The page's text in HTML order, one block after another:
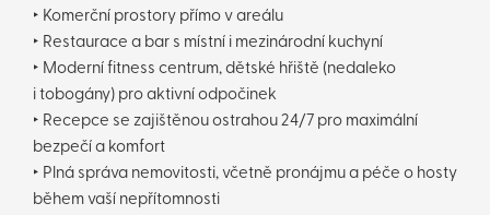
‣ Komerční prostory přímo v areálu
‣ Restaurace a bar s místní i mezinárodní kuchyní
‣ Moderní fitness centrum, dětské hřiště (nedaleko
i tobogány) pro aktivní odpočinek
‣ Recepce se zajištěnou ostrahou 24/7 pro maximální
bezpečí a komfort
‣ Plná správa nemovitosti, včetně pronájmu a péče o hosty
během vaší nepřítomnosti